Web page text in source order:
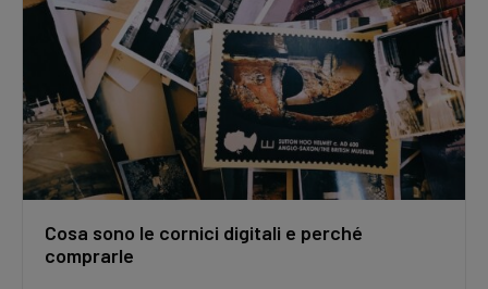
Cosa sono le cornici digitali e perché
comprarle